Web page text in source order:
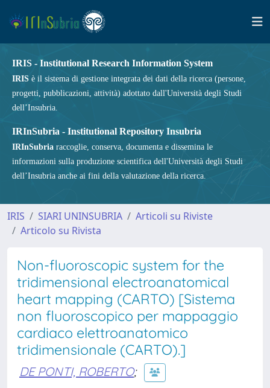
IRIS - Institutional Research Information System
IRIS è il sistema di gestione integrata dei dati della ricerca (persone,
progetti, pubblicazioni, attività) adottato dall'Università degli Studi
dell’Insubria.
IRInSubria - Institutional Repository Insubria
IRInSubria raccoglie, conserva, documenta e dissemina le
informazioni sulla produzione scientifica dell'Università degli Studi
dell’Insubria anche ai fini della valutazione della ricerca.
IRIS SIARI UNINSUBRIA
Articoli su Riviste
Articolo su Rivista
Non-fluoroscopic system for the
tridimensional electroanatomical
heart mapping (CARTO) [Sistema
non fluoroscopico per mappaggio
cardiaco elettroanatomico
tridimensionale (CARTO).]
DE PONTI, ROBERTO;